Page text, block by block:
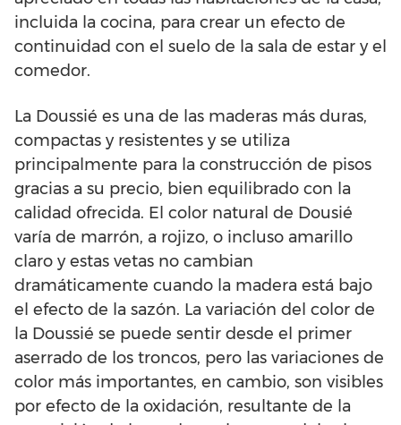
incluida la cocina, para crear un efecto de
continuidad con el suelo de la sala de estar y el
comedor.
La Doussié es una de las maderas más duras,
compactas y resistentes y se utiliza
principalmente para la construcción de pisos
gracias a su precio, bien equilibrado con la
calidad ofrecida. El color natural de Dousié
varía de marrón, a rojizo, o incluso amarillo
claro y estas vetas no cambian
dramáticamente cuando la madera está bajo
el efecto de la sazón. La variación del color de
la Doussié se puede sentir desde el primer
aserrado de los troncos, pero las variaciones de
color más importantes, en cambio, son visibles
por efecto de la oxidación, resultante de la